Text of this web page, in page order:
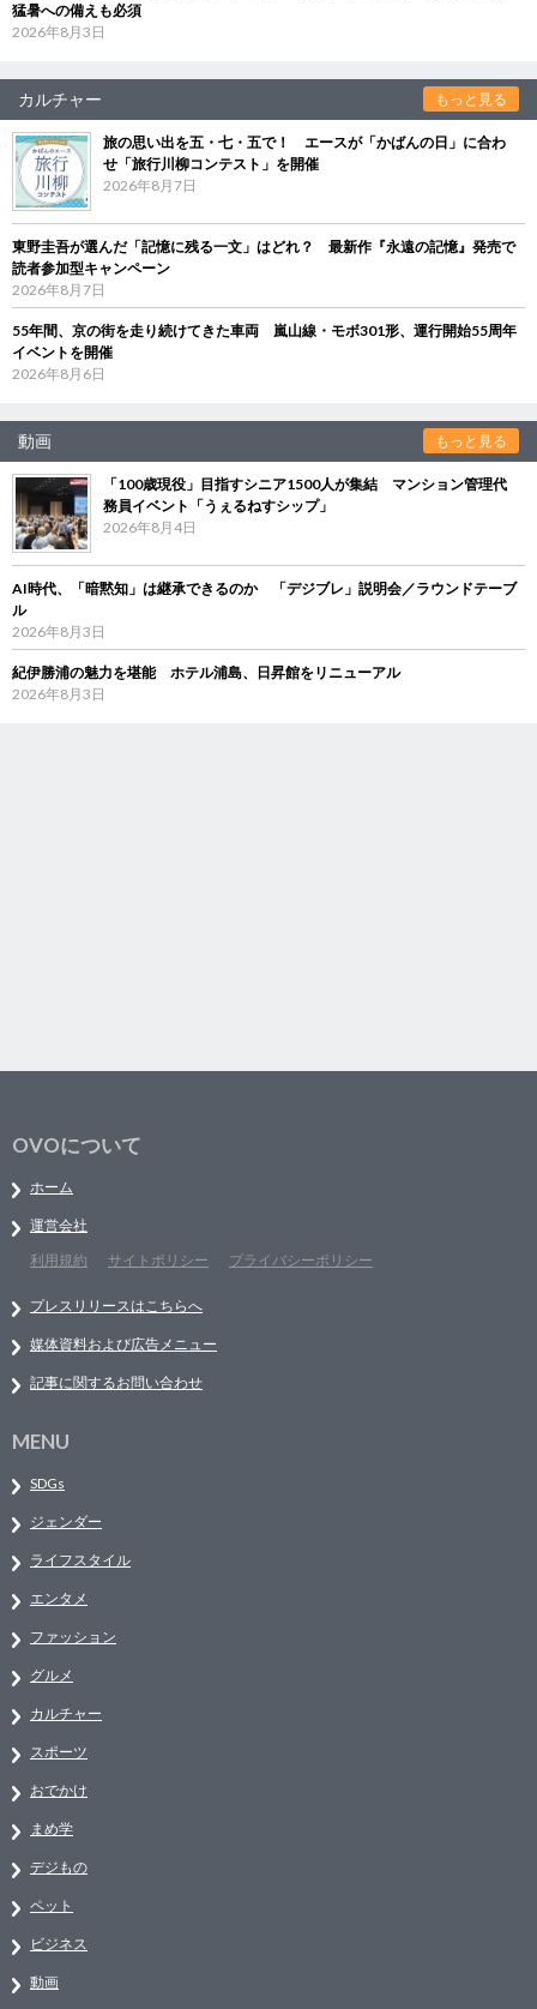
猛暑への備えも必須
2026年8月3日
カルチャー もっと見る
旅の思い出を五・七・五で！ エースが「かばんの日」に合わ
せ「旅行川柳コンテスト」を開催
2026年8月7日
東野圭吾が選んだ「記憶に残る一文」はどれ？ 最新作『永遠の記憶』発売で
読者参加型キャンペーン
2026年8月7日
55年間、京の街を走り続けてきた車両 嵐山線・モボ301形、運行開始55周年
イベントを開催
2026年8月6日
動画 もっと見る
「100歳現役」目指すシニア1500人が集結 マンション管理代
務員イベント「うぇるねすシップ」
2026年8月4日
AI時代、「暗黙知」は継承できるのか 「デジブレ」説明会／ラウンドテーブ
ル
2026年8月3日
紀伊勝浦の魅力を堪能 ホテル浦島、日昇館をリニューアル
2026年8月3日
OVOについて
ホーム
運営会社
利用規約
サイトポリシー プライバシーポリシー
プレスリリースはこちらへ
媒体資料および広告メニュー
記事に関するお問い合わせ
MENU
SDGs
ジェンダー
ライフスタイル
エンタメ
ファッション
グルメ
カルチャー
スポーツ
おでかけ
まめ学
デジもの
ペット
ビジネス
動画